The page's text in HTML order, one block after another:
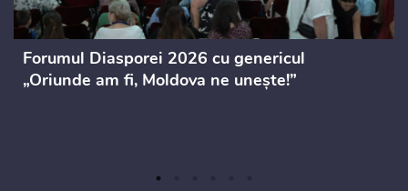
Forumul Diasporei 2026 cu genericul
„Oriunde am fi, Moldova ne unește!”